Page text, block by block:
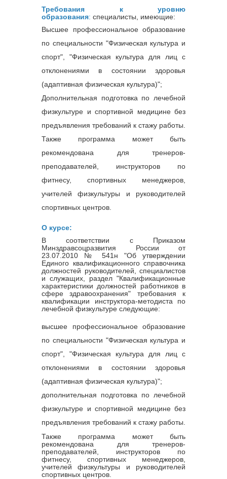
Требования к уровню
образования: специалисты, имеющие:
Высшее профессиональное образование
по специальности "Физическая культура и
спорт", "Физическая культура для лиц с
отклонениями в состоянии здоровья
(адаптивная физическая культура)";
Дополнительная подготовка по лечебной
физкультуре и спортивной медицине без
предъявления требований к стажу работы.
Также программа может быть
рекомендована для тренеров-
преподавателей, инструкторов по
фитнесу, спортивных менеджеров,
учителей физкультуры и руководителей
спортивных центров.
О курсе:
В соответствии с Приказом
Минздравсоцразвития России от
23.07.2010 № 541н "Об утверждении
Единого квалификационного справочника
должностей руководителей, специалистов
и служащих, раздел "Квалификационные
характеристики должностей работников в
сфере здравоохранения" требования к
квалификации инструктора-методиста по
лечебной физкультуре следующие:
высшее профессиональное образование
по специальности "Физическая культура и
спорт", "Физическая культура для лиц с
отклонениями в состоянии здоровья
(адаптивная физическая культура)";
дополнительная подготовка по лечебной
физкультуре и спортивной медицине без
предъявления требований к стажу работы.
Также программа может быть
рекомендована для тренеров-
преподавателей, инструкторов по
фитнесу, спортивных менеджеров,
учителей физкультуры и руководителей
спортивных центров.